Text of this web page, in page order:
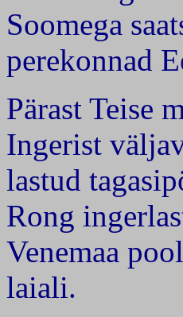
Soomega
perekonnad
Pärast Teise
Ingerist
lastud
Rong
Venemaa
laiali.